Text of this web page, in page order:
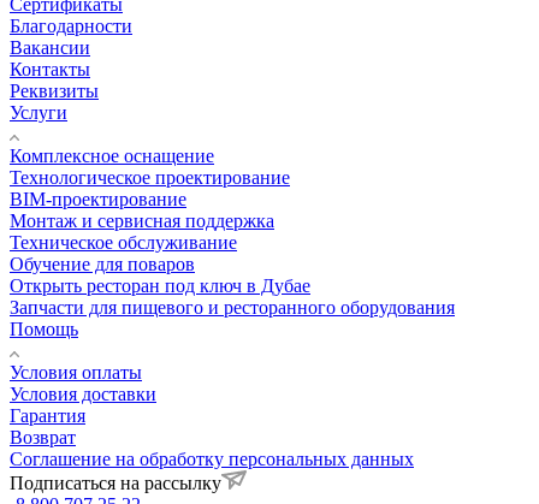
Благодарности
Вакансии
Контакты
Реквизиты
Услуги
Комплексное оснащение
Технологическое проектирование
BIM-проектирование
Монтаж и сервисная поддержка
Техническое обслуживание
Обучение для поваров
Открыть ресторан под ключ в Дубае
Запчасти для пищевого и ресторанного оборудования
Помощь
Условия оплаты
Условия доставки
Гарантия
Возврат
Соглашение на обработку персональных данных
Подписаться на рассылку